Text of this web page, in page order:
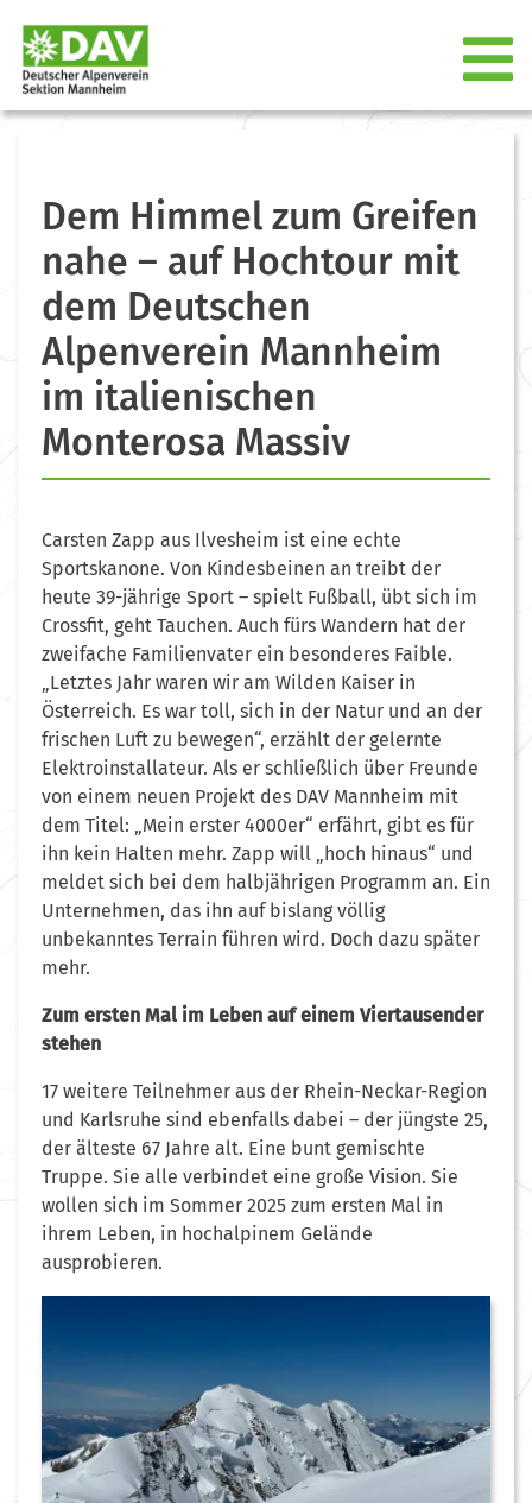
Dem Himmel zum Greifen
nahe – auf Hochtour mit
dem Deutschen
Alpenverein Mannheim
im italienischen
Monterosa Massiv
Carsten Zapp aus Ilvesheim ist eine echte
Sportskanone. Von Kindesbeinen an treibt der
heute 39-jährige Sport – spielt Fußball, übt sich im
Crossfit, geht Tauchen. Auch fürs Wandern hat der
zweifache Familienvater ein besonderes Faible.
„Letztes Jahr waren wir am Wilden Kaiser in
Österreich. Es war toll, sich in der Natur und an der
frischen Luft zu bewegen“, erzählt der gelernte
Elektroinstallateur. Als er schließlich über Freunde
von einem neuen Projekt des DAV Mannheim mit
dem Titel: „Mein erster 4000er“ erfährt, gibt es für
ihn kein Halten mehr. Zapp will „hoch hinaus“ und
meldet sich bei dem halbjährigen Programm an. Ein
Unternehmen, das ihn auf bislang völlig
unbekanntes Terrain führen wird. Doch dazu später
mehr.
Zum ersten Mal im Leben auf einem Viertausender
stehen
17 weitere Teilnehmer aus der Rhein-Neckar-Region
und Karlsruhe sind ebenfalls dabei – der jüngste 25,
der älteste 67 Jahre alt. Eine bunt gemischte
Truppe. Sie alle verbindet eine große Vision. Sie
wollen sich im Sommer 2025 zum ersten Mal in
ihrem Leben, in hochalpinem Gelände
ausprobieren.